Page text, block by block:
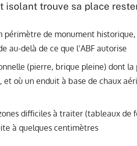
isolant trouve sa place
périmètre de monument
au-delà de ce que l’ABF autorise
(pierre, brique pleine) dont la
où un enduit à base de chaux
difficiles à traiter (tableaux de
à quelques centimètres